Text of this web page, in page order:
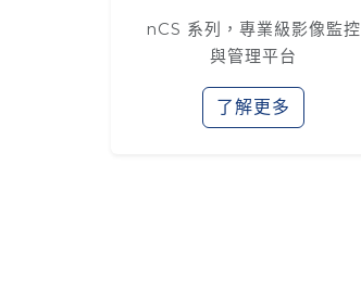
nCS 系列，專業級影像監控
與管理平台
了解更多